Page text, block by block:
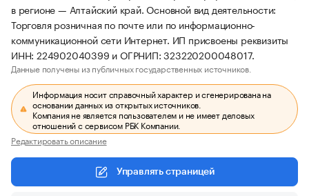
в регионе — Алтайский край. Основной вид деятельности:
Торговля розничная по почте или по информационно-
коммуникационной сети Интернет. ИП присвоены реквизиты
ИНН: 224902040399 и ОГРНИП: 323220200048017.
Данные получены из публичных государственных источников.
Информация носит справочный характер и сгенерирована на
основании данных из открытых источников.
Компания не является пользователем и не имеет деловых
отношений с сервисом РБК Компании.
Редактировать описание
Управлять страницей